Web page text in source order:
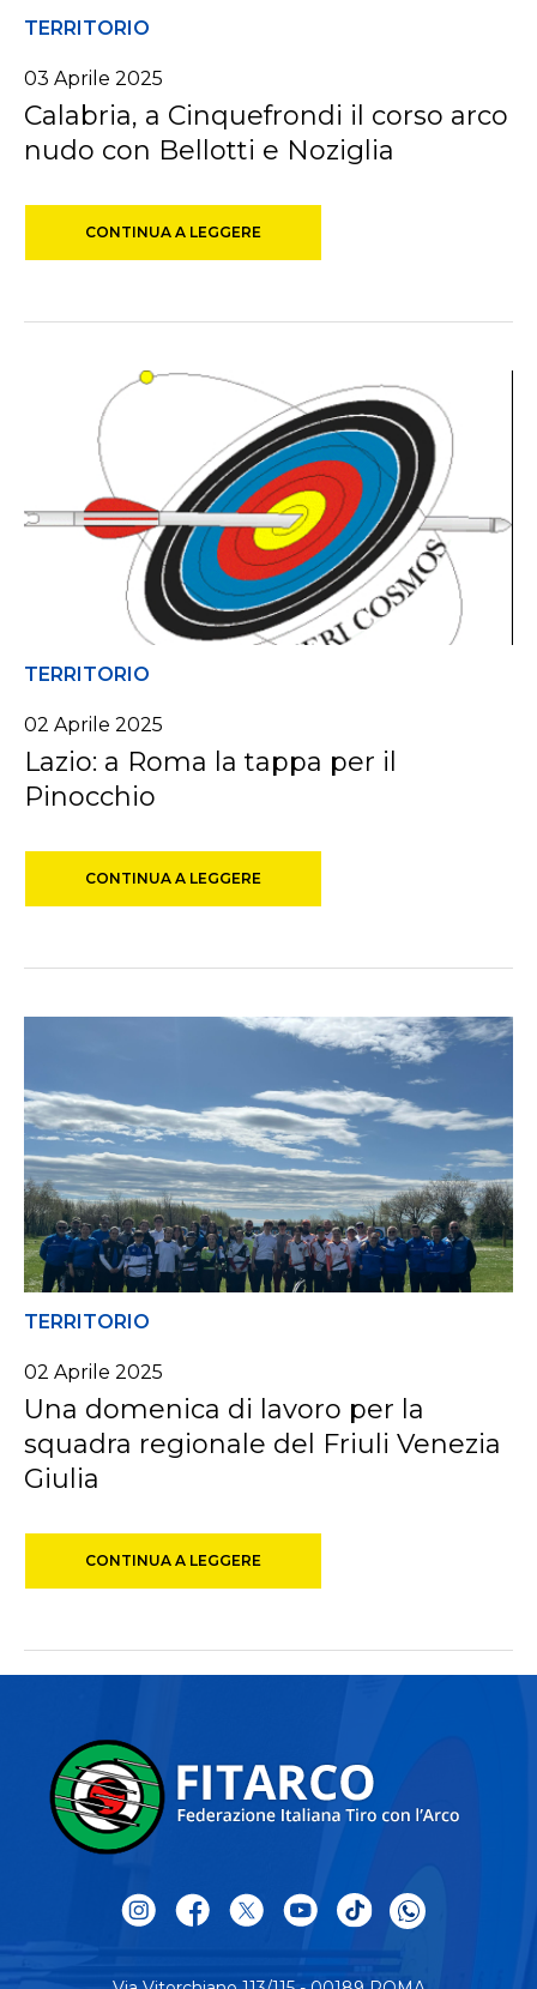
TERRITORIO
03 Aprile 2025
Calabria, a Cinquefrondi il corso arco
nudo con Bellotti e Noziglia
CONTINUA A LEGGERE
TERRITORIO
02 Aprile 2025
Lazio: a Roma la tappa per il
Pinocchio
CONTINUA A LEGGERE
TERRITORIO
02 Aprile 2025
Una domenica di lavoro per la
squadra regionale del Friuli Venezia
Giulia
CONTINUA A LEGGERE